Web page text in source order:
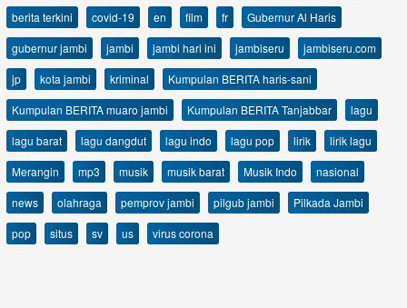
berita terkini
covid-19 en film fr
Gubernur Al Haris
gubernur jambi
jambi jambi hari ini jambiseru
jambiseru.com
jp
kota jambi kriminal
Kumpulan BERITA haris-sani
Kumpulan BERITA muaro jambi
Kumpulan BERITA Tanjabbar
lagu
lagu barat
lagu dangdut lagu indo lagu pop lirik
lirik lagu
Merangin
mp3 musik musik barat Musik Indo
nasional
news
olahraga pemprov jambi pilgub jambi
Pilkada Jambi
pop
situs sv us virus corona